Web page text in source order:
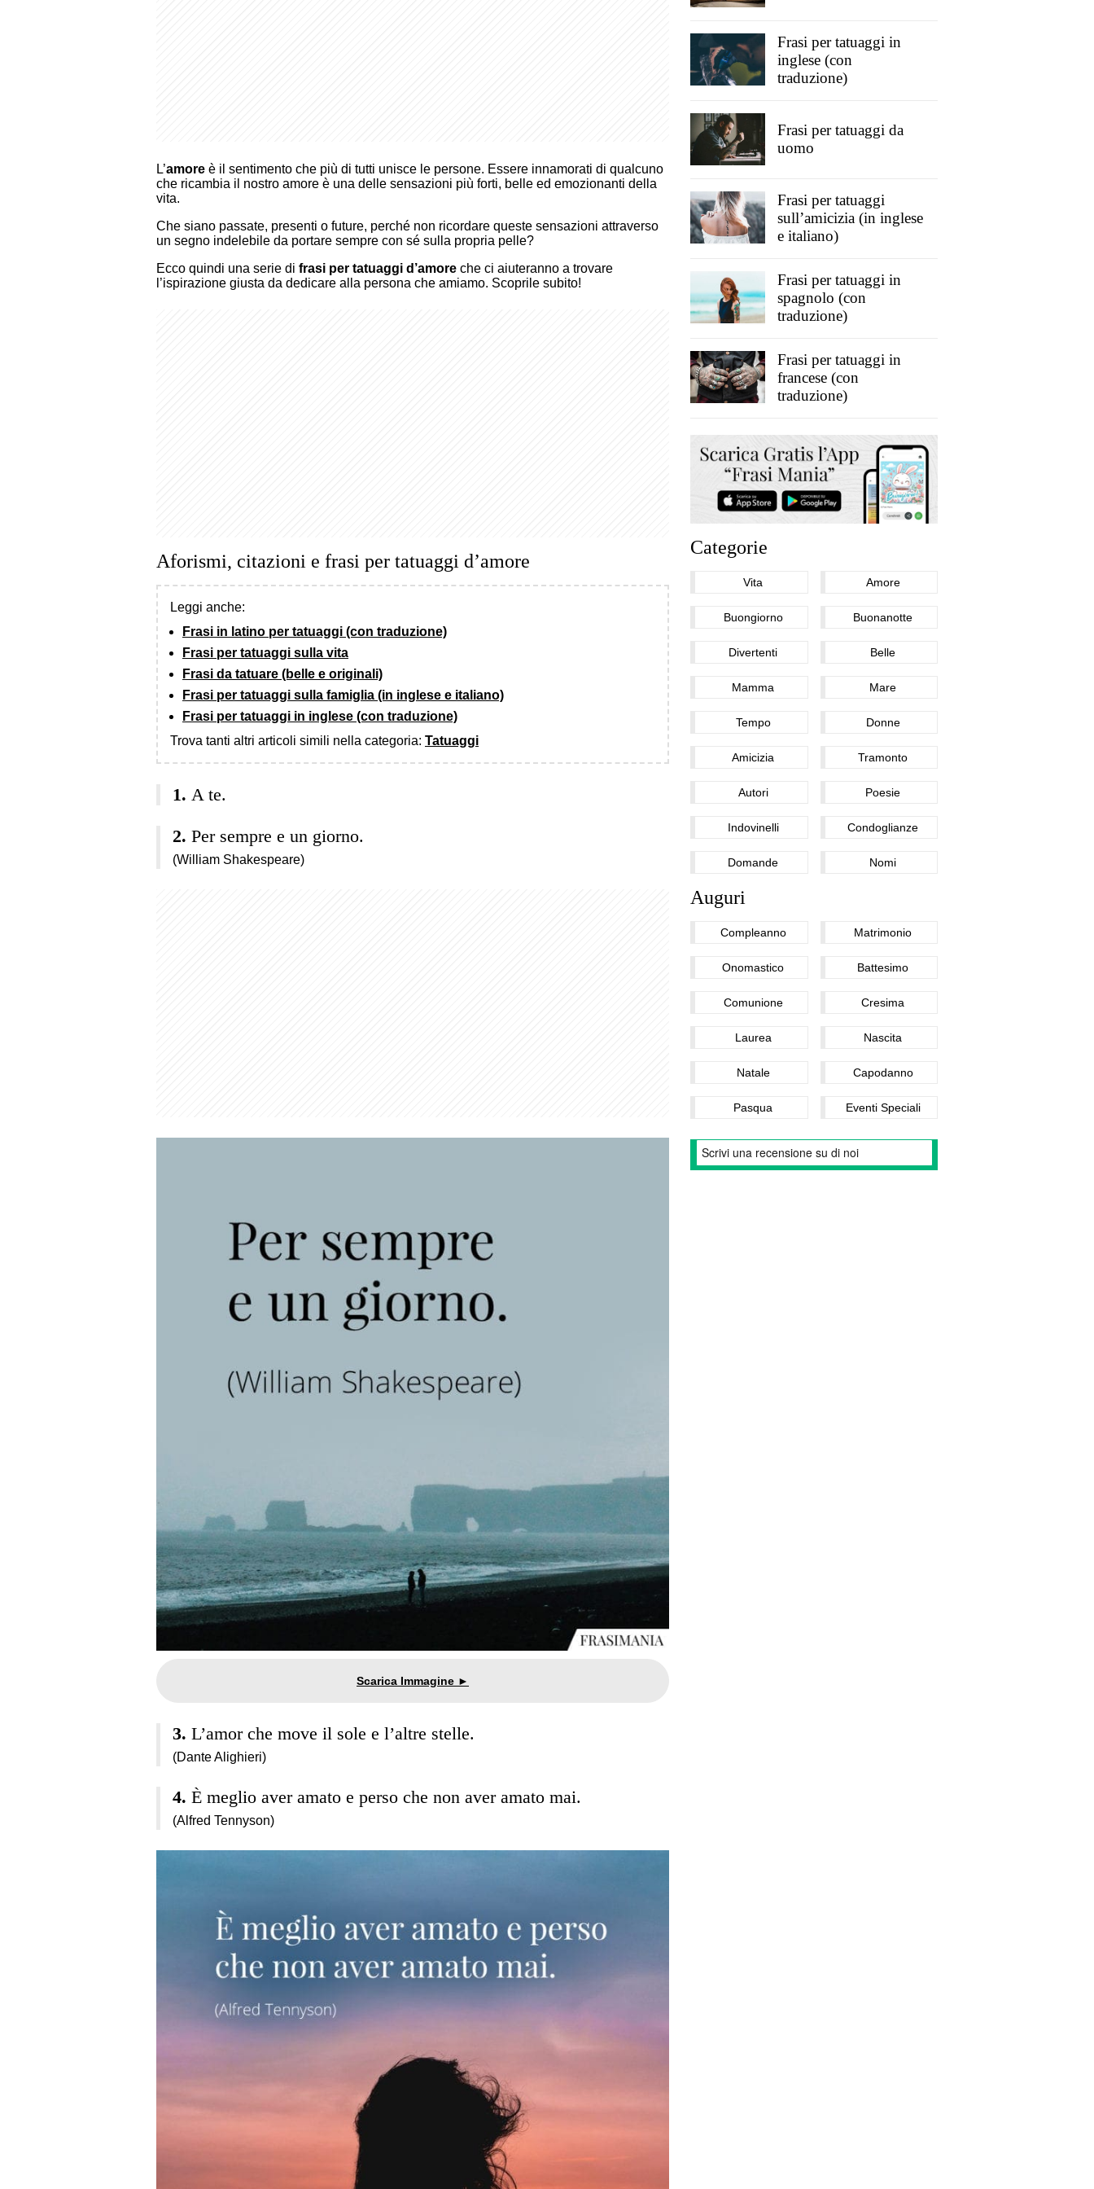
L’amore è il sentimento che più di tutti unisce le persone. Essere innamorati di qualcuno
che ricambia il nostro amore è una delle sensazioni più forti, belle ed emozionanti della
vita.
Che siano passate, presenti o future, perché non ricordare queste sensazioni attraverso
un segno indelebile da portare sempre con sé sulla propria pelle?
Ecco quindi una serie di frasi per tatuaggi d’amore che ci aiuteranno a trovare
l’ispirazione giusta da dedicare alla persona che amiamo. Scoprile subito!
Aforismi, citazioni e frasi per tatuaggi d’amore
Leggi anche:
Frasi in latino per tatuaggi (con traduzione)
Frasi per tatuaggi sulla vita
Frasi da tatuare (belle e originali)
Frasi per tatuaggi sulla famiglia (in inglese e italiano)
Frasi per tatuaggi in inglese (con traduzione)
Trova tanti altri articoli simili nella categoria: Tatuaggi
A te.
Per sempre e un giorno.
(William Shakespeare)
L’amor che move il sole e l’altre stelle.
(Dante Alighieri)
È meglio aver amato e perso che non aver amato mai.
(Alfred Tennyson)
Frasi per tatuaggi in
inglese (con
traduzione)
Frasi per tatuaggi da
uomo
Frasi per tatuaggi
sull’amicizia (in inglese
e italiano)
Frasi per tatuaggi in
spagnolo (con
traduzione)
Frasi per tatuaggi in
francese (con
traduzione)
Categorie
Vita Amore
Buongiorno Buonanotte
Divertenti Belle
Mamma Mare
Tempo Donne
Amicizia Tramonto
Autori Poesie
Indovinelli Condoglianze
Domande Nomi
Auguri
Compleanno Matrimonio
Onomastico Battesimo
Comunione Cresima
Laurea Nascita
Natale Capodanno
Pasqua Eventi Speciali